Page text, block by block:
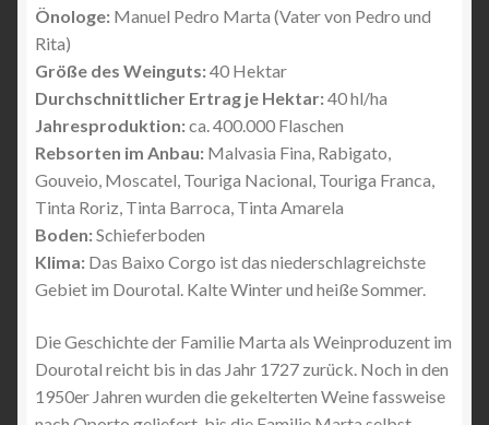
Önologe: Manuel Pedro Marta (Vater von Pedro und
Rita)
Größe des Weinguts:40 Hektar
Durchschnittlicher Ertrag je Hektar:40 hl/ha
Jahresproduktion:ca. 400.000 Flaschen
Rebsorten im Anbau: Malvasia Fina, Rabigato,
Gouveio, Moscatel, Touriga Nacional, Touriga Franca,
Tinta Roriz, Tinta Barroca, Tinta Amarela
Boden:Schieferboden
Klima: Das Baixo Corgo ist das niederschlagreichste
Gebiet im Dourotal. Kalte Winter und heiße Sommer.
Die Geschichte der Familie Marta als Weinproduzent im
Dourotal reicht bis in das Jahr 1727 zurück. Noch in den
1950er Jahren wurden die gekelterten Weine fassweise